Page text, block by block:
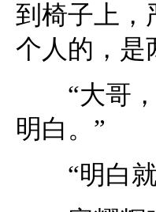
到椅子上，
个人的，
“大哥，
明白。”
“明白就